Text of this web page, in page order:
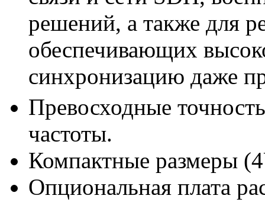
решений, а также для
обеспечивающих
синхронизацию даже
Превосходные
частоты.
Компактные размеры
Опциональная плата